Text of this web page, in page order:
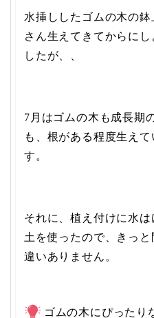
水挿ししたゴムの木の鉢
さん生えてきてからに
したが、、
7月はゴムの木も成長期
も、根がある程度生え
す。
それに、植え付けに水
土を使ったので、きっ
違いありません。
ゴムの木にぴったり